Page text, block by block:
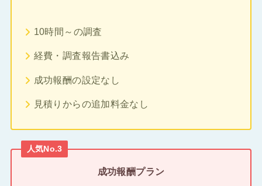
10時間～の調査
経費・調査報告書込み
成功報酬の設定なし
見積りからの追加料金なし
人気No.3
成功報酬プラン